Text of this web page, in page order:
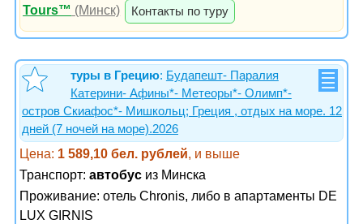
Tours™ (Минск) Контакты по туру
туры в Грецию: Будапешт- Паралия
Катерини- Афины*- Метеоры*- Олимп*-
остров Скиафос*- Мишкольц; Греция , отдых на море. 12
дней (7 ночей на море).2026
Цена: 1 589,10 бел. рублей, и выше
Транспорт: автобус из Минска
Проживание: отель Chronis, либо в апартаменты DE
LUX GIRNIS